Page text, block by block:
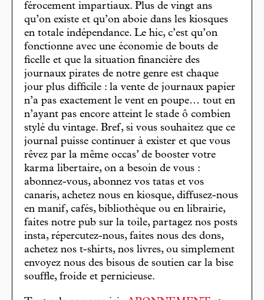
férocement impartiaux. Plus de vingt ans
qu’on existe et qu’on aboie dans les kiosques
en totale indépendance. Le hic, c’est qu’on
fonctionne avec une économie de bouts de
ficelle et que la situation financière des
journaux pirates de notre genre est chaque
jour plus difficile : la vente de journaux papier
n’a pas exactement le vent en poupe… tout en
n’ayant pas encore atteint le stade ô combien
stylé du vintage. Bref, si vous souhaitez que ce
journal puisse continuer à exister et que vous
rêvez par la même occas’ de booster votre
karma libertaire, on a besoin de vous :
abonnez-vous, abonnez vos tatas et vos
canaris, achetez nous en kiosque, diffusez-nous
en manif, cafés, bibliothèque ou en librairie,
faites notre pub sur la toile, partagez nos posts
insta, répercutez-nous, faites nous des dons,
achetez nos t-shirts, nos livres, ou simplement
envoyez nous des bisous de soutien car la bise
souffle, froide et pernicieuse.